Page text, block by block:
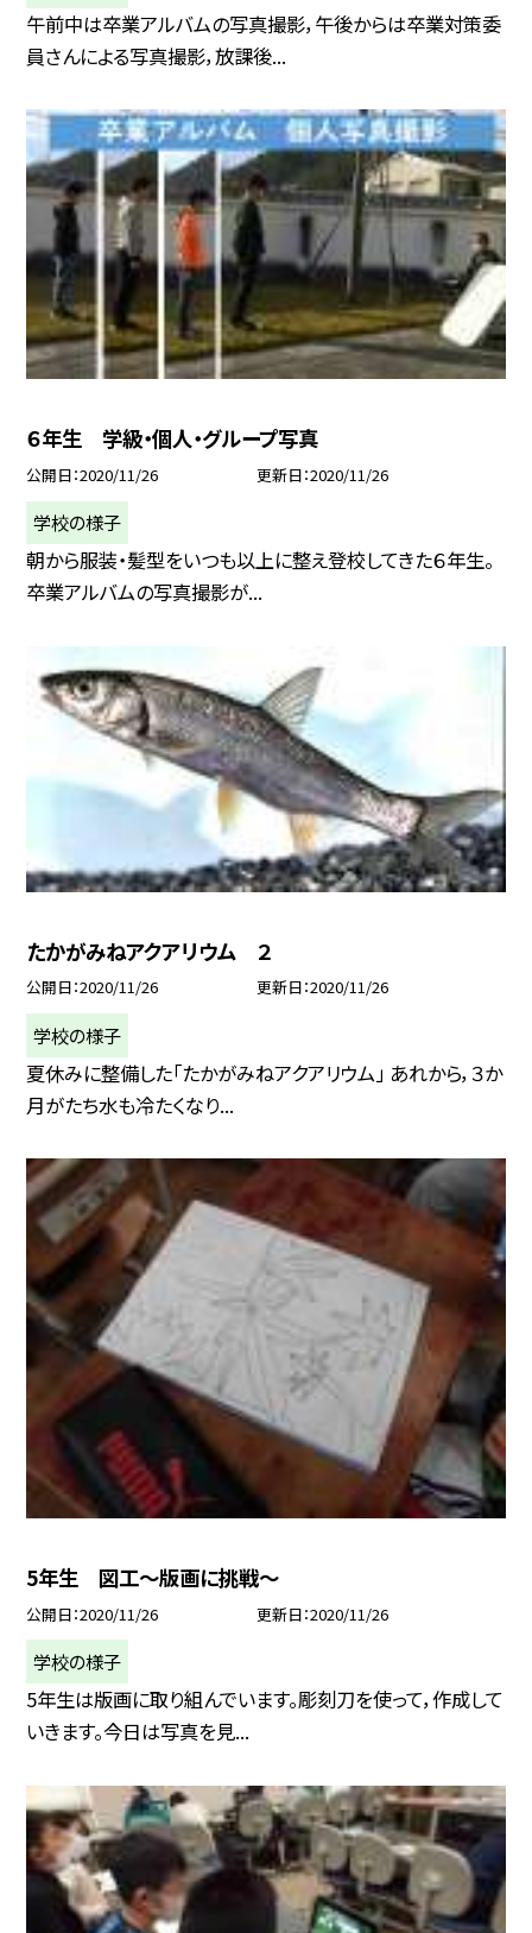
午前中は卒業アルバムの写真撮影，午後からは卒業対策委
員さんによる写真撮影，放課後...
６年生 学級・個人・グループ写真
公開日 2020/11/26 更新日 2020/11/26
学校の様子
朝から服装・髪型をいつも以上に整え登校してきた６年生。
卒業アルバムの写真撮影が...
たかがみねアクアリウム ２
公開日 2020/11/26 更新日 2020/11/26
学校の様子
夏休みに整備した「たかがみねアクアリウム」 あれから，３か
月がたち水も冷たくなり...
5年生 図工〜版画に挑戦〜
公開日 2020/11/26 更新日 2020/11/26
学校の様子
5年生は版画に取り組んでいます。彫刻刀を使って，作成して
いきます。今日は写真を見...